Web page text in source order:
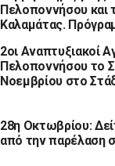
Πελοποννήσου και
Καλαμάτας.
2οι Αναπτυξιακοί
Πελοποννήσου το
Νοεμβρίου στο
28η Οκτωβρίου:
από την παρέλαση